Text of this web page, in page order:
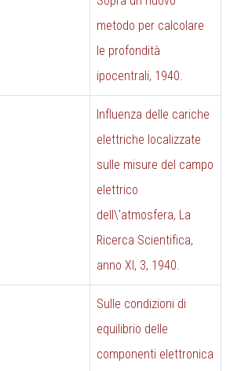
metodo per calcolare
le profondità
ipocentrali, 1940.
Influenza delle cariche
elettriche localizzate
sulle misure del campo
elettrico
dell\'atmosfera, La
Ricerca Scientifica,
anno XI, 3, 1940.
Sulle condizioni di
equilibrio delle
componenti elettronica